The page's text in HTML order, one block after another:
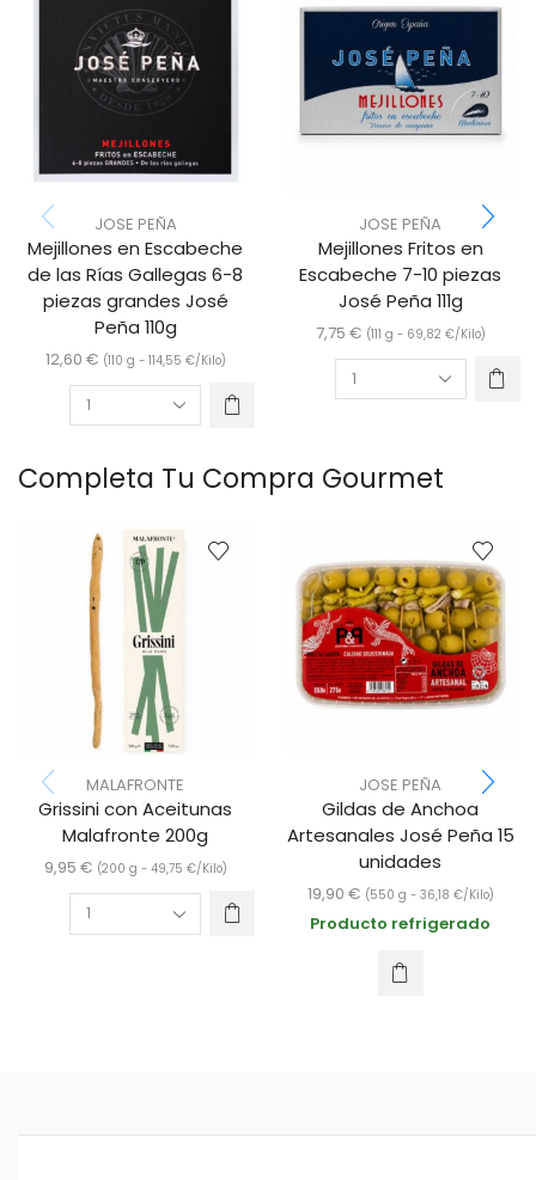
JOSE PEÑA
Mejillones en Escabeche
de las Rías Gallegas 6-8
piezas grandes José
Peña 110g
12,60 € (110 g - 114,55 €/Kilo)
JOSE PEÑA
Mejillones Fritos en
Escabeche 7-10 piezas
José Peña 111g
7,75 € (111 g - 69,82 €/Kilo)
Completa Tu Compra Gourmet
MALAFRONTE
Grissini con Aceitunas
Malafronte 200g
9,95 € (200 g - 49,75 €/Kilo)
JOSE PEÑA
Gildas de Anchoa
Artesanales José Peña 15
unidades
19,90 € (550 g - 36,18 €/Kilo)
Producto refrigerado